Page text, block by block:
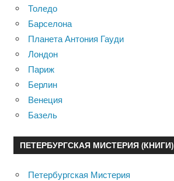
Толедо
Барселона
Планета Антония Гауди
Лондон
Париж
Берлин
Венеция
Базель
ПЕТЕРБУРГСКАЯ МИСТЕРИЯ (КНИГИ)
Петербургская Мистерия